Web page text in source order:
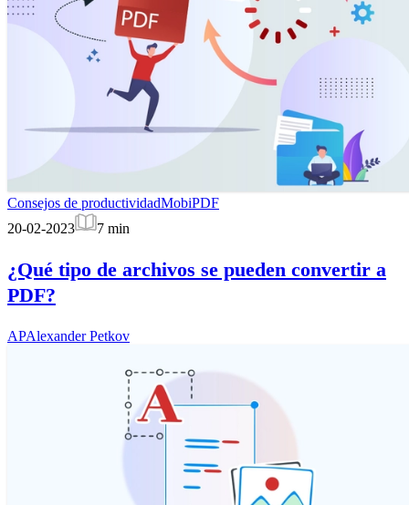
Consejos de productividadMobiPDF
20-02-2023
7 min
¿Qué tipo de archivos se pueden convertir a
PDF?
APAlexander Petkov